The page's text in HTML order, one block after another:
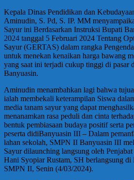
Kepala Dinas Pendidikan dan
Aminudin, S. Pd, S. IP. MM
Sayur ini Berdasarkan Instruksi Bupati
2024 tanggal 5 Februari 2024 Tentang
Sayur (GERTAS) dalam rangka
untuk menekan kenaikan harga bawang
yang saat ini terjadi cukup tinggi di pasar
Banyuasin.
Aminudin menambahkan lagi bahwa
ialah membekali keterampilan Siswa
media tanam sayur yang dapat
menanamkan rasa peduli dan cinta
bentuk pembiasaan budaya positif serta
peserta didiBanyuasin III – Dalam
lahan sekolah, SMPN II Banyuasin III
Sayur dilaunching langsung oleh
Hani Syopiar Rustam, SH berlangsung di
SMPN II, Senin (4/03/2024).